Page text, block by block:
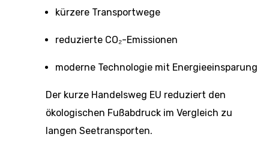
kürzere Transportwege
reduzierte CO₂-Emissionen
moderne Technologie mit Energieeinsparung
Der kurze Handelsweg EU reduziert den
ökologischen Fußabdruck im Vergleich zu
langen Seetransporten.